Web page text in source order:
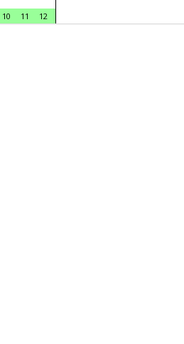
10 11 12